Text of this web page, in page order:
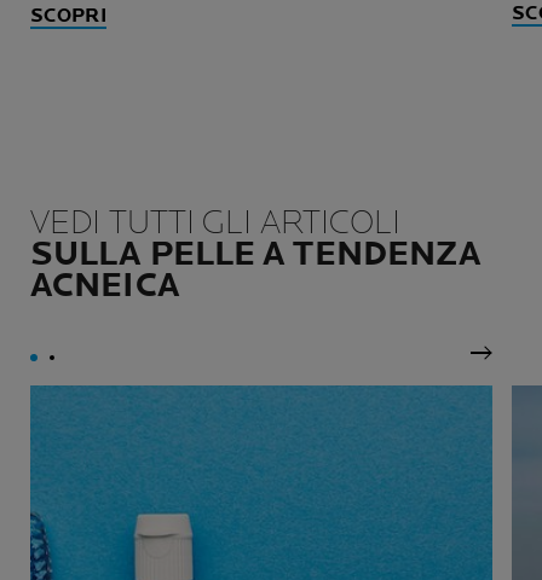
SCOPRI
VEDI TUTTI GLI ARTICOLI
SULLA PELLE A TENDENZA
ACNEICA